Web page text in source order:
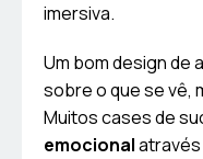
imersiva.
Um bom design de
sobre o que se vê,
Muitos cases de
emocionalatravés